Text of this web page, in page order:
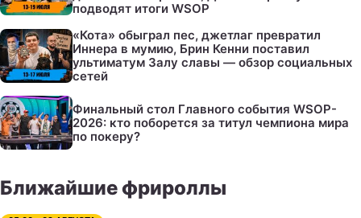
подводят итоги WSOP
«Кота» обыграл пес, джетлаг превратил
Иннера в мумию, Брин Кенни поставил
ультиматум Залу славы — обзор социальных
сетей
Финальный стол Главного события WSOP-
2026: кто поборется за титул чемпиона мира
по покеру?
Ближайшие фрироллы